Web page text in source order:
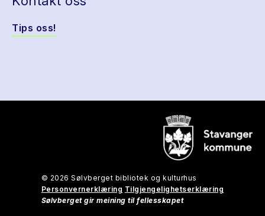
Tips oss!
© 2026 Sølvberget bibliotek og kulturhus
Personvernerklæring Tilgjengelighetserklæring
Sølvberget gir meining til fellesskapet